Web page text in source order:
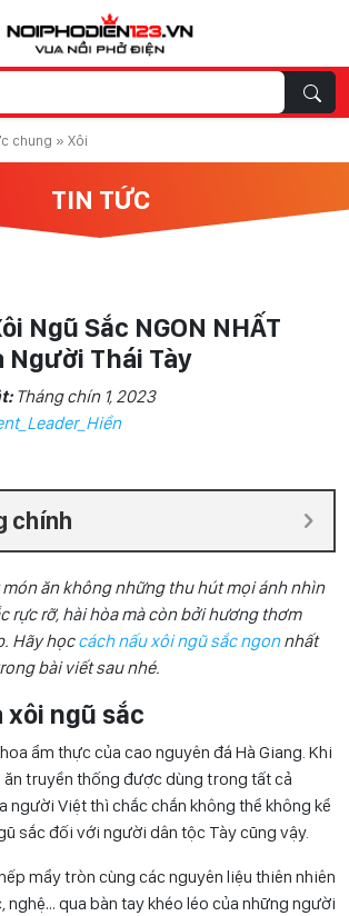
chung » Xôi
TIN TỨC
Ngũ Sắc NGON NHẤT
Người Thái Tày
Tháng chín 1, 2023
chính
ăn không những thu hút mọi ánh nhìn
rực rỡ, hài hòa mà còn bởi hương thơm
Hãy họccách nấu xôi ngũ sắc ngonnhất
bài viết sau nhé.
xôi ngũ sắc
ẩm thực của cao nguyên đá Hà Giang. Khi
truyền thống được dùng trong tất cả
người Việt thì chắc chắn không thể không kể
sắc đối với người dân tộc Tày cũng vậy.
mẩy tròn cùng các nguyên liệu thiên nhiên
nghệ… qua bàn tay khéo léo của những người